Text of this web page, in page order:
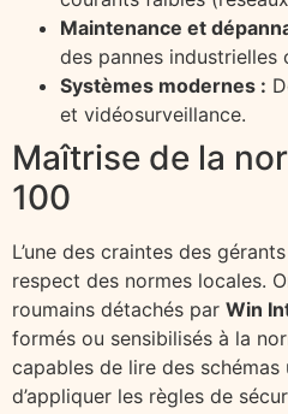
Maintenance et
des pannes industrielles
Systèmes modernes :
et vidéosurveillance.
Maîtrise de la
100
L’une des craintes des
respect des normes locales.
roumains détachés par Win
formés ou sensibilisés à la
capables de lire des
d’appliquer les règles de